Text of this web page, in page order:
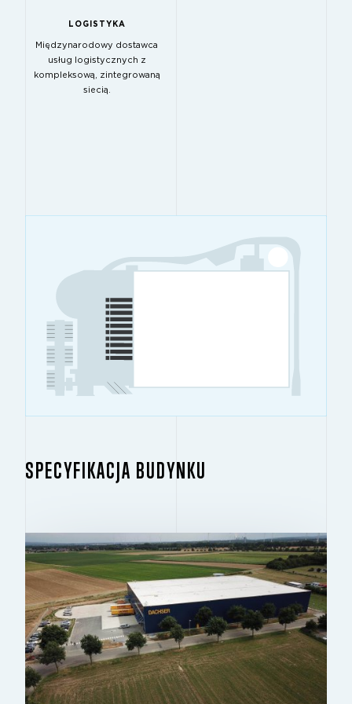
LOGISTYKA
Międzynarodowy dostawca
usług logistycznych z
kompleksową, zintegrowaną
siecią.
SPECYFIKACJA BUDYNKU
BUDYNEK 1.1
7 541 M
2